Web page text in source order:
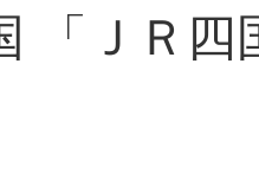
「ＪＲ